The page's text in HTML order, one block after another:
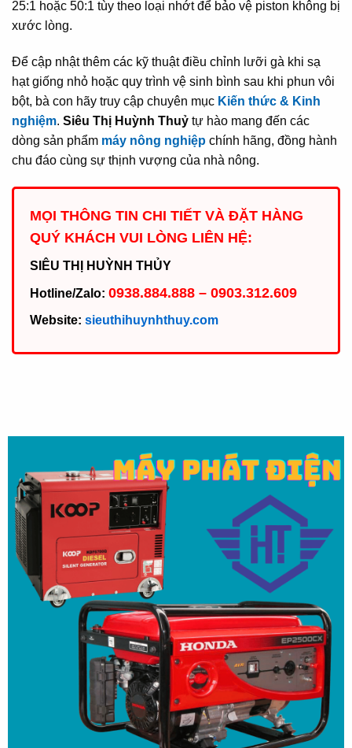
25:1 hoặc 50:1 tùy theo loại nhớt để bảo vệ piston không bị
xước lòng.
Để cập nhật thêm các kỹ thuật điều chỉnh lưỡi gà khi sạ
hạt giống nhỏ hoặc quy trình vệ sinh bình sau khi phun vôi
bột, bà con hãy truy cập chuyên mục Kiến thức & Kinh
nghiệm. Siêu Thị Huỳnh Thuỷ tự hào mang đến các
dòng sản phẩm máy nông nghiệp chính hãng, đồng hành
chu đáo cùng sự thịnh vượng của nhà nông.
MỌI THÔNG TIN CHI TIẾT VÀ ĐẶT HÀNG
QUÝ KHÁCH VUI LÒNG LIÊN HỆ:
SIÊU THỊ HUỲNH THỦY
Hotline/Zalo: 0938.884.888 – 0903.312.609
Website: sieuthihuynhthuy.com